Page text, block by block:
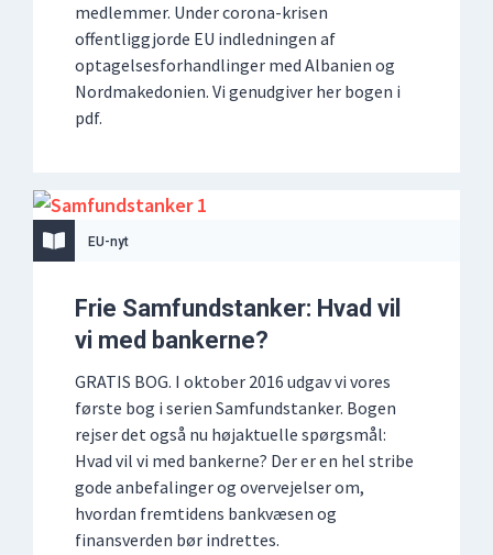
medlemmer. Under corona-krisen
offentliggjorde EU indledningen af
optagelsesforhandlinger med Albanien og
Nordmakedonien. Vi genudgiver her bogen i
pdf.
EU-nyt
Frie Samfundstanker: Hvad vil
vi med bankerne?
GRATIS BOG. I oktober 2016 udgav vi vores
første bog i serien Samfundstanker. Bogen
rejser det også nu højaktuelle spørgsmål:
Hvad vil vi med bankerne? Der er en hel stribe
gode anbefalinger og overvejelser om,
hvordan fremtidens bankvæsen og
finansverden bør indrettes.